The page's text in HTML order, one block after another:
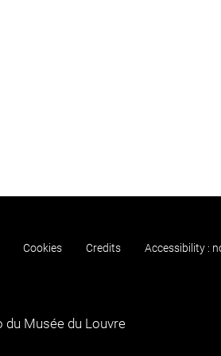
Cookies Credits Accessibility :